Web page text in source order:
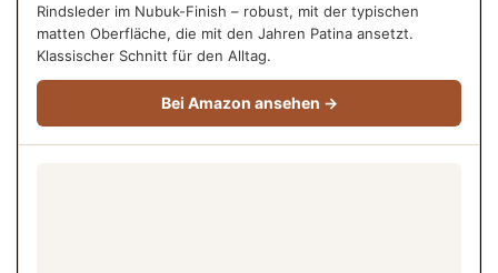
Rindsleder im Nubuk-Finish – robust, mit der typischen
matten Oberfläche, die mit den Jahren Patina ansetzt.
Klassischer Schnitt für den Alltag.
Bei Amazon ansehen →